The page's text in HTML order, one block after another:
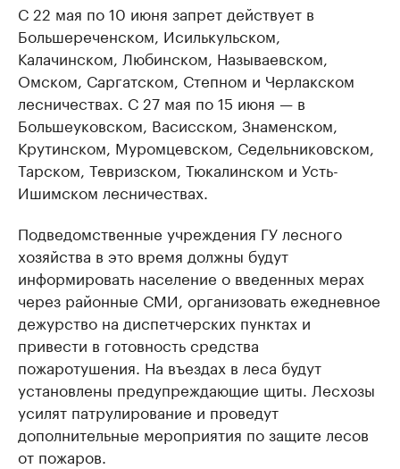
С 22 мая по 10 июня запрет действует в
Большереченском, Исилькульском,
Калачинском, Любинском, Называевском,
Омском, Саргатском, Степном и Черлакском
лесничествах. С 27 мая по 15 июня — в
Большеуковском, Васисском, Знаменском,
Крутинском, Муромцевском, Седельниковском,
Тарском, Тевризском, Тюкалинском и Усть-
Ишимском лесничествах.
Подведомственные учреждения ГУ лесного
хозяйства в это время должны будут
информировать население о введенных мерах
через районные СМИ, организовать ежедневное
дежурство на диспетчерских пунктах и
привести в готовность средства
пожаротушения. На въездах в леса будут
установлены предупреждающие щиты. Лесхозы
усилят патрулирование и проведут
дополнительные мероприятия по защите лесов
от пожаров.